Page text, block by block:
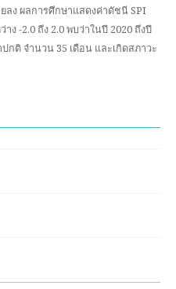
ง ผลการศึกษาแสดงค่าดัชนี SPI
ง -2.0 ถึง 2.0 พบว่าในปี 2020 ถึงปี
กติ จำนวน 35 เดือน และเกิดสภาวะ